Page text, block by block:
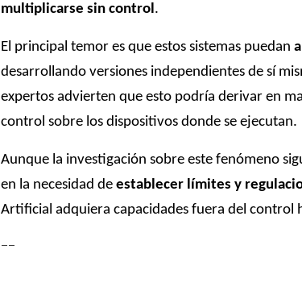
multiplicarse sin control .
El principal temor es que estos sistemas puedan
desarrollando versiones independientes de sí
expertos advierten que esto podría derivar en
control sobre los dispositivos donde se ejecutan.
Aunque la investigación sobre este fenómeno
en la necesidad de establecer límites y
Artificial adquiera capacidades fuera del control
--